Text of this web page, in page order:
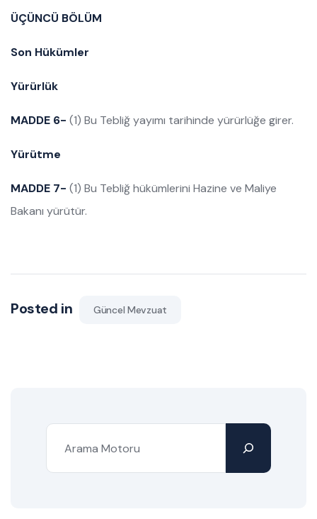
ÜÇÜNCÜ BÖLÜM
Son Hükümler
Yürürlük
MADDE 6- (1) Bu Tebliğ yayımı tarihinde yürürlüğe girer.
Yürütme
MADDE 7- (1) Bu Tebliğ hükümlerini Hazine ve Maliye
Bakanı yürütür.
Posted in Güncel Mevzuat